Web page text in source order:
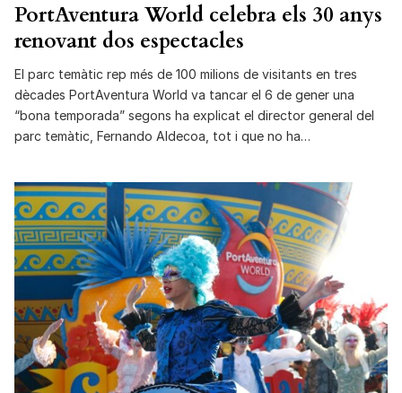
PortAventura World celebra els 30 anys
renovant dos espectacles
El parc temàtic rep més de 100 milions de visitants en tres
dècades PortAventura World va tancar el 6 de gener una
“bona temporada” segons ha explicat el director general del
parc temàtic, Fernando Aldecoa, tot i que no ha…